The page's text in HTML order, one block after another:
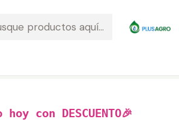
de la promoción
con DESCUENTO🎉